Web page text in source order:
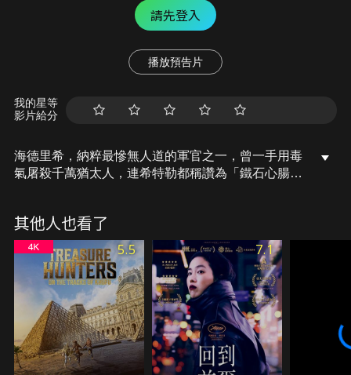
請先登入
播放預告片
我的星等
影片給分
海德里希，納粹最慘無人道的軍官之一，曾一手用毒
氣屠殺千萬猶太人，連希特勒都稱讚為「鐵石心腸的
「行動代號：猿人」的暗殺行動，想為國家剷除殺人
怪物，沒想到卻掀起不可收拾的腥風血雨…
其他人也看了
5.5 7.1